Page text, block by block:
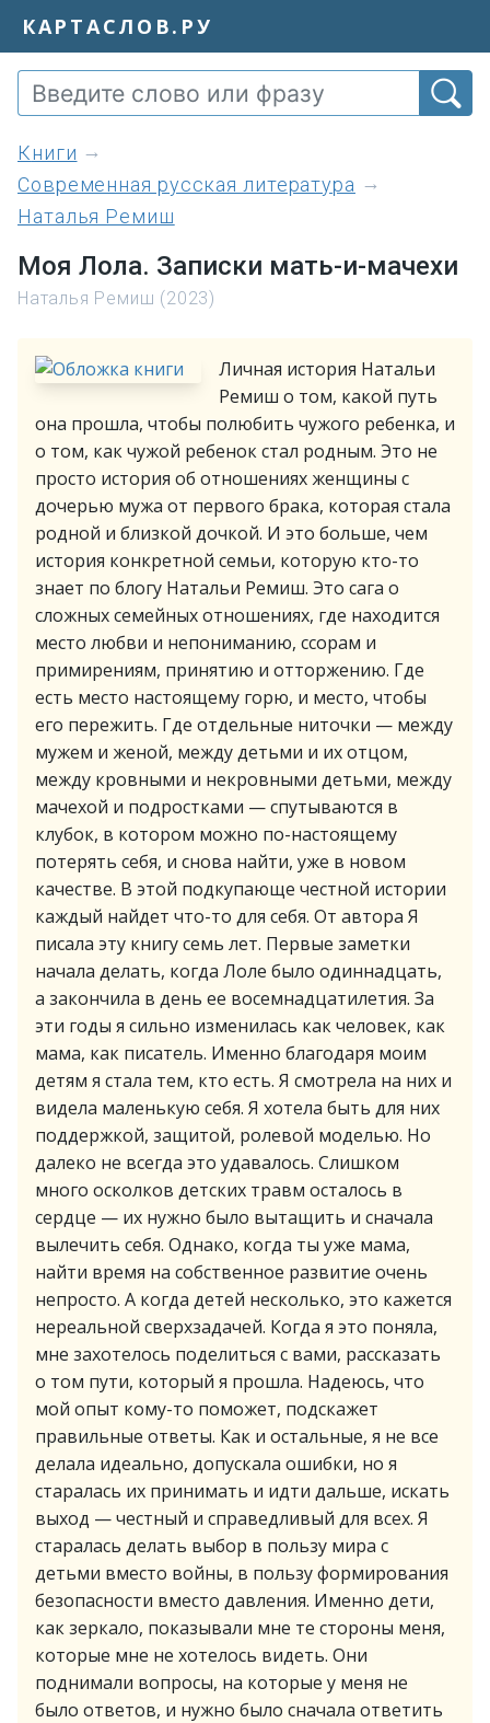
КАРТАСЛОВ.РУ
книги
Современная русская литература
Наталья Ремиш
Моя Лола. Записки мать-и-мачехи
Наталья Ремиш (2023)
Личная история Натальи
Ремиш о том, какой путь
она прошла, чтобы полюбить чужого ребенка, и
о том, как чужой ребенок стал родным. Это не
просто история об отношениях женщины с
дочерью мужа от первого брака, которая стала
родной и близкой дочкой. И это больше, чем
история конкретной семьи, которую кто-то
знает по блогу Натальи Ремиш. Это сага о
сложных семейных отношениях, где находится
место любви и непониманию, ссорам и
примирениям, принятию и отторжению. Где
есть место настоящему горю, и место, чтобы
его пережить. Где отдельные ниточки — между
мужем и женой, между детьми и их отцом,
между кровными и некровными детьми, между
мачехой и подростками — спутываются в
клубок, в котором можно по-настоящему
потерять себя, и снова найти, уже в новом
качестве. В этой подкупающе честной истории
каждый найдет что-то для себя. От автора Я
писала эту книгу семь лет. Первые заметки
начала делать, когда Лоле было одиннадцать,
а закончила в день ее восемнадцатилетия. За
эти годы я сильно изменилась как человек, как
мама, как писатель. Именно благодаря моим
детям я стала тем, кто есть. Я смотрела на них и
видела маленькую себя. Я хотела быть для них
поддержкой, защитой, ролевой моделью. Но
далеко не всегда это удавалось. Слишком
много осколков детских травм осталось в
сердце — их нужно было вытащить и сначала
вылечить себя. Однако, когда ты уже мама,
найти время на собственное развитие очень
непросто. А когда детей несколько, это кажется
нереальной сверхзадачей. Когда я это поняла,
мне захотелось поделиться с вами, рассказать
о том пути, который я прошла. Надеюсь, что
мой опыт кому-то поможет, подскажет
правильные ответы. Как и остальные, я не все
делала идеально, допускала ошибки, но я
старалась их принимать и идти дальше, искать
выход — честный и справедливый для всех. Я
старалась делать выбор в пользу мира с
детьми вместо войны, в пользу формирования
безопасности вместо давления. Именно дети,
как зеркало, показывали мне те стороны меня,
которые мне не хотелось видеть. Они
поднимали вопросы, на которые у меня не
было ответов, и нужно было сначала ответить